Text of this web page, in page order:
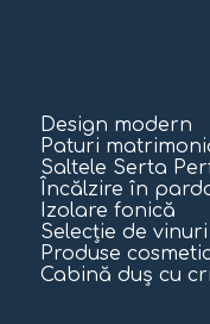
Design modern
Paturi
Saltele Serta
Încălzire în
Izolare fonică
Selecție de vinuri
Produse
Cabină duș cu